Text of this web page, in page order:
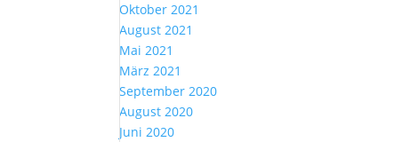
Oktober 2021
August 2021
Mai 2021
März 2021
September 2020
August 2020
Juni 2020